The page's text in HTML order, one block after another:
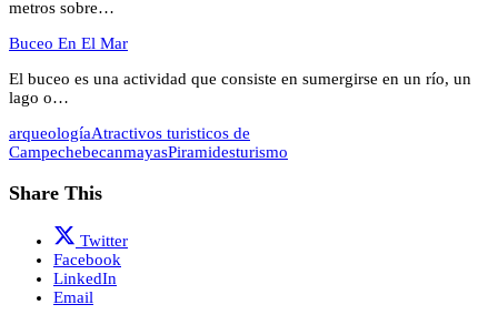
metros sobre…
Buceo En El Mar
El buceo es una actividad que consiste en sumergirse en un río, un
lago o…
arqueologíaAtractivos turisticos de
CampechebecanmayasPiramidesturismo
Share This
Twitter
Facebook
LinkedIn
Email